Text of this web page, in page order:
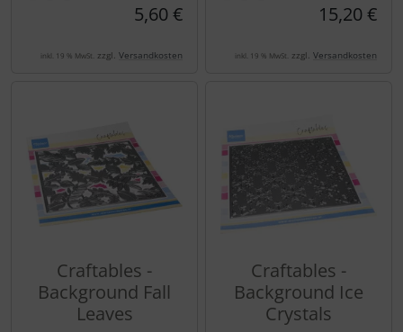
5,60 €
inkl. 19 % MwSt. zzgl. Versandkosten
15,20 €
inkl. 19 % MwSt. zzgl. Versandkosten
Craftables -
Background Fall
Leaves
Craftables -
Background Ice
Crystals